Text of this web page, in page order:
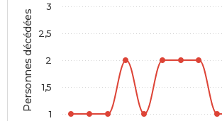
Personnes décédées
1
1,5
2
2,5
3